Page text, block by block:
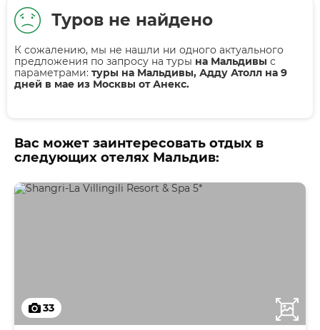
Туров не найдено
К сожалению, мы не нашли ни одного актуального
предложения по запросу на туры на Мальдивы с
параметрами: туры на Мальдивы, Адду Атолл на 9
дней в мае из Москвы от Анекс.
Вас может заинтересовать отдых в
следующих отелях Мальдив:
33